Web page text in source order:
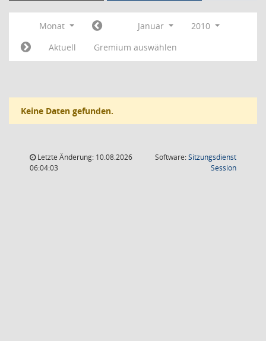
Monat Januar
2010
Aktuell
Gremium auswählen
Keine Daten gefunden.
Letzte Änderung: 10.08.2026
06:04:03
Software:Sitzungsdienst
Session(Wird in